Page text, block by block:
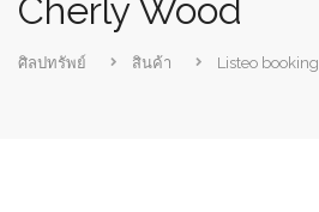
Cherly Wood
ศิลปทรัพย์ สินค้า Listeo booking